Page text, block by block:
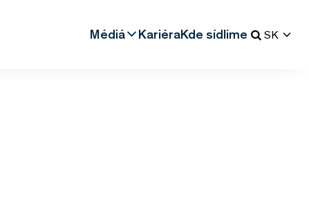
Médiá KariéraKde sídlime SK